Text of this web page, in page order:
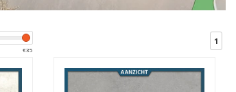
€35
1